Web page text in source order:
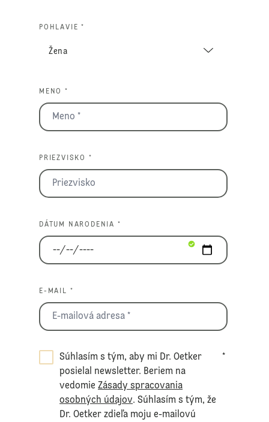
POHLAVIE *
MENO *
PRIEZVISKO *
DÁTUM NARODENIA *
E-MAIL *
Súhlasím s tým, aby mi Dr. Oetker
posielal newsletter. Beriem na
vedomieZásady spracovania
osobných údajov. Súhlasím s tým, že
Dr. Oetker zdieľa moju e-mailovú
*